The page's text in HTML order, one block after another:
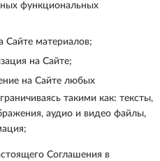
функциональных
Сайте материалов;
на Сайте;
на Сайте любых
такими как: тексты,
аудио и видео файлы,
Соглашения в